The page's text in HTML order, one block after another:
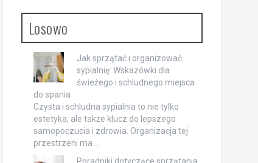
Losowo
Jak sprzątać i organizować
sypialnię: Wskazówki dla
świeżego i schludnego miejsca
do spania
Czysta i schludna sypialnia to nie tylko
estetyka, ale także klucz do lepszego
samopoczucia i zdrowia. Organizacja tej
przestrzeni ma …